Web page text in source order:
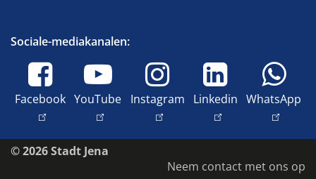
Sociale-mediakanalen:
Facebook YouTube Instagram Linkedin WhatsApp
© 2026 Stadt Jena
Neem contact met ons op